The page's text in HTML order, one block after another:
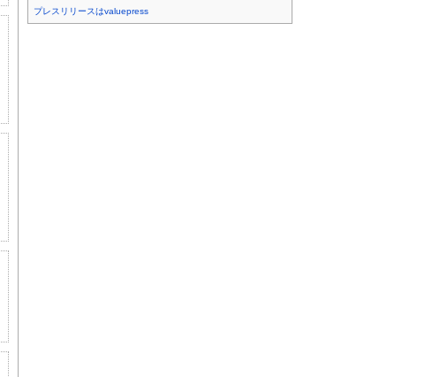
プレスリリースはvaluepress